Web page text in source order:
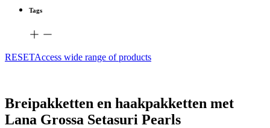
Tags
RESETAccess wide range of products
Breipakketten en haakpakketten met
Lana Grossa Setasuri Pearls